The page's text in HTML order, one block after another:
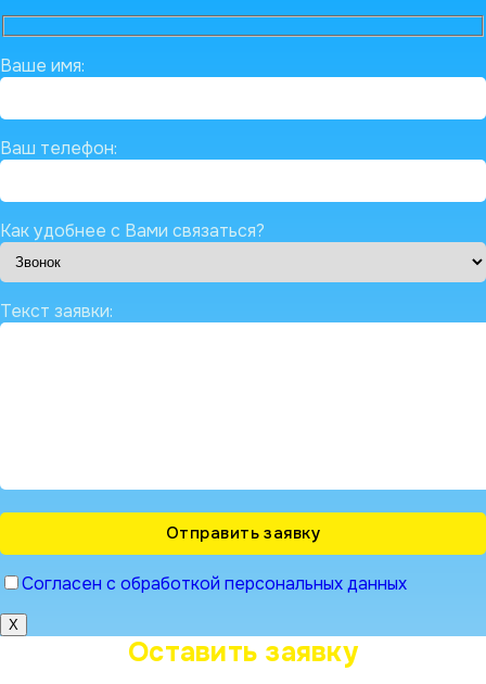
Ваше имя:
Ваш телефон:
Как удобнее с Вами связаться?
Текст заявки:
Согласен с обработкой персональных данных
X
Оставить заявку